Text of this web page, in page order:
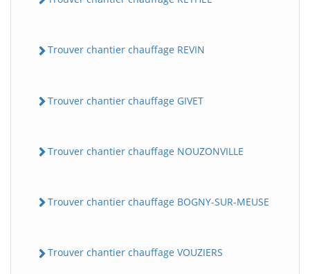
Trouver chantier chauffage REVIN
Trouver chantier chauffage GIVET
Trouver chantier chauffage NOUZONVILLE
Trouver chantier chauffage BOGNY-SUR-MEUSE
Trouver chantier chauffage VOUZIERS